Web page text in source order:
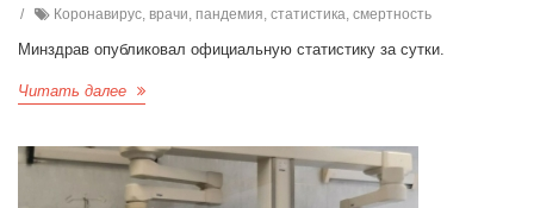
Коронавирус, врачи, пандемия, статистика, смертность
Минздрав опубликовал официальную статистику за сутки.
Читать далее